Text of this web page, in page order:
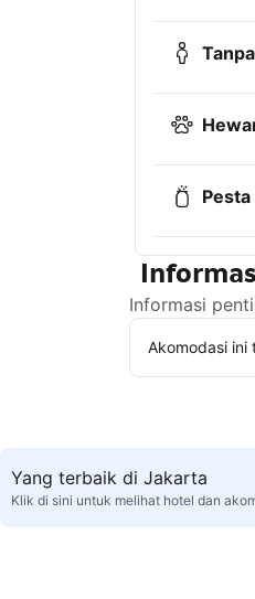
Pesta
Informasi
Akomodasi ini
Yang terbaik di Jakarta
Klik di sini untuk melihat hotel dan